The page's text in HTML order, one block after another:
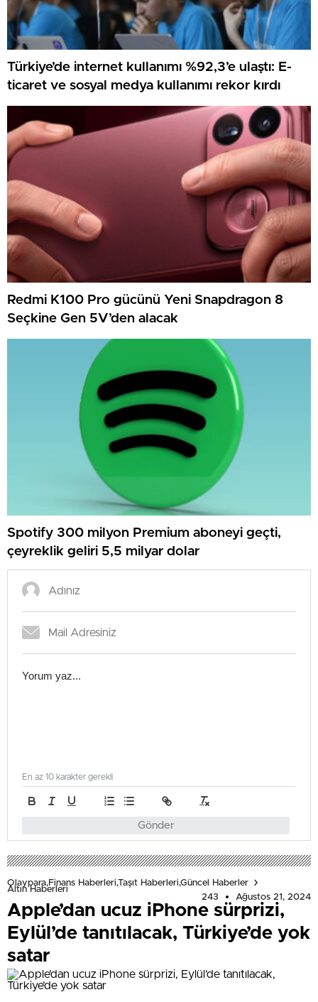
Türkiye’de internet kullanımı %92,3’e ulaştı: E-
ticaret ve sosyal medya kullanımı rekor kırdı
Redmi K100 Pro gücünü Yeni Snapdragon 8
Seçkine Gen 5V’den alacak
Spotify 300 milyon Premium aboneyi geçti,
çeyreklik geliri 5,5 milyar dolar
Gönder
En az 10 karakter gerekli
Olaypara,Finans Haberleri,Taşıt Haberleri,Güncel Haberler
Altın Haberleri
243
Ağustos 21, 2024
Apple’dan ucuz iPhone sürprizi,
Eylül’de tanıtılacak, Türkiye’de yok
satar